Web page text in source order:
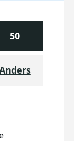
50
Anders